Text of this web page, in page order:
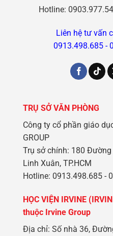
Hotline:
Liên hệ tư vấn
0913.498.685 -
TRỤ SỞ VĂN PHÒNG
Công ty cổ phần giáo
GROUP
Trụ sở chính: 180
Linh Xuân, TP.HCM
Hotline: 0913.498.685 -
HỌC VIỆN IRVINE
thuộc Irvine Group
Địa chỉ: Số nhà 36,